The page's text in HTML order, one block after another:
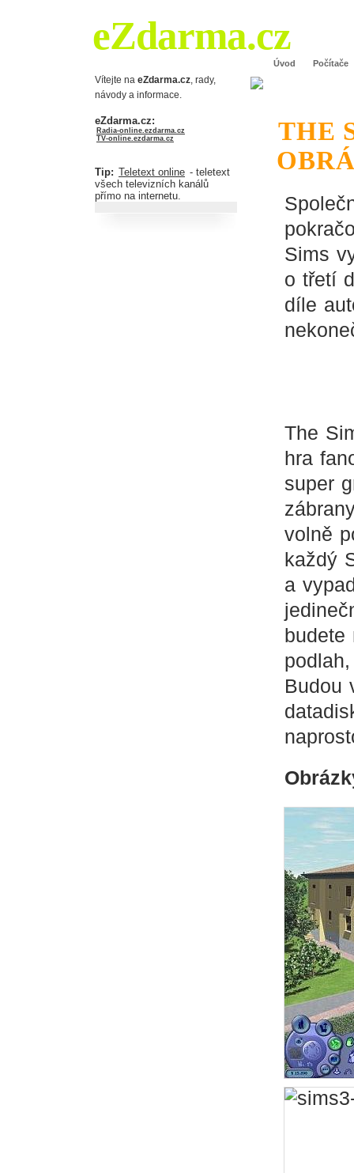
eZdarma.cz
Úvod
Počítače
Vítejte na eZdarma.cz , rady,
návody a informace.
eZdarma.cz:
Radia-online.ezdarma.cz
TV-online.ezdarma.cz
Tip: Teletext online - teletext
všech televizních kanálů
přímo na internetu.
THE
Sims
o třetí
díle
The
hra
super
volně
každý
a
Budou